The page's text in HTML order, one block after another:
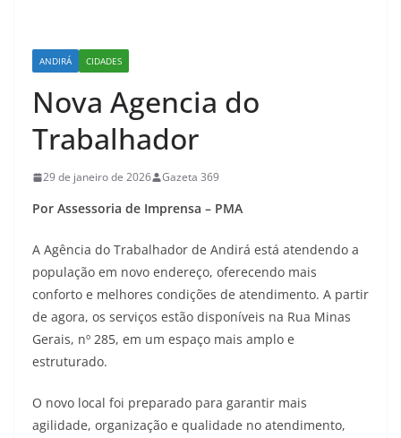
ANDIRÁ CIDADES
Nova Agencia do
Trabalhador
29 de janeiro de 2026 Gazeta 369
Por Assessoria de Imprensa – PMA
A Agência do Trabalhador de Andirá está atendendo a
população em novo endereço, oferecendo mais
conforto e melhores condições de atendimento. A partir
de agora, os serviços estão disponíveis na Rua Minas
Gerais, nº 285, em um espaço mais amplo e
estruturado.
O novo local foi preparado para garantir mais
agilidade, organização e qualidade no atendimento,